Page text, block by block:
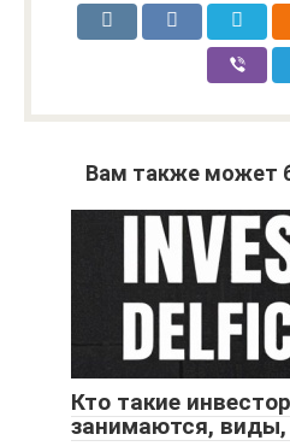
Вам также может
Кто такие
занимаются, виды,